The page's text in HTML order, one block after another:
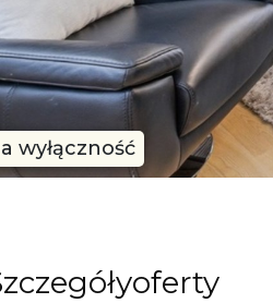
wyłączność
oferty